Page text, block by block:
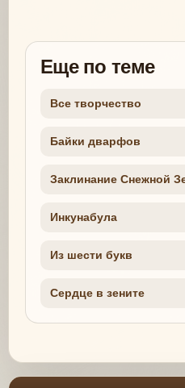
Еще по теме
Все творчество
Байки дварфов
Заклинание Снежной
Инкунабула
Из шести букв
Сердце в зените